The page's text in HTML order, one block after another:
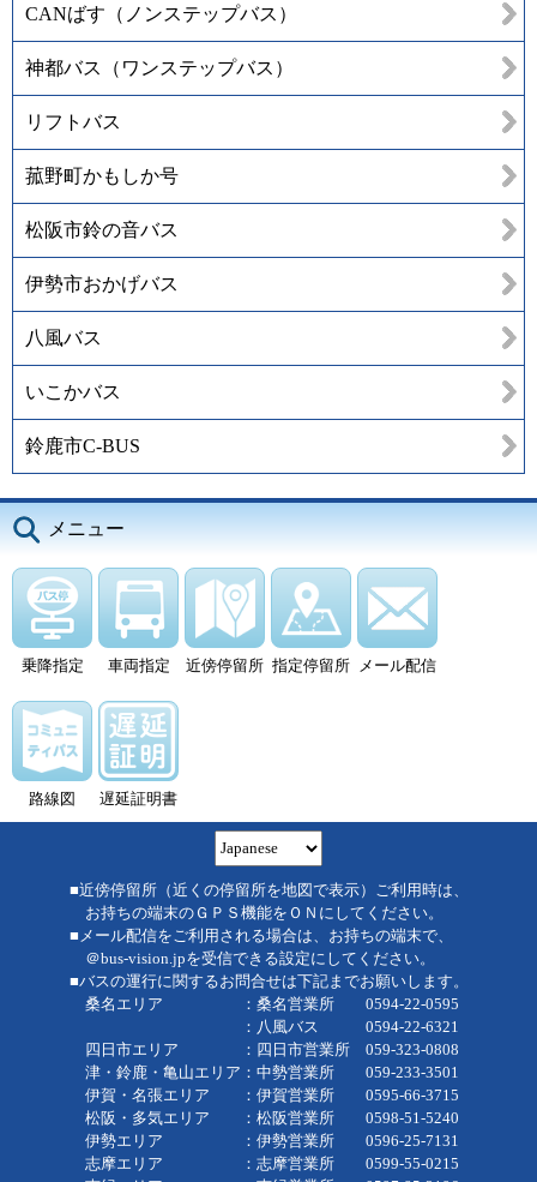
CANばす（ノンステップバス）
神都バス（ワンステップバス）
リフトバス
菰野町かもしか号
松阪市鈴の音バス
伊勢市おかげバス
八風バス
いこかバス
鈴鹿市C-BUS
メニュー
乗降指定 車両指定 近傍停留所 指定停留所 メール配信
路線図 遅延証明書
■近傍停留所（近くの停留所を地図で表示）ご利用時は、
お持ちの端末のＧＰＳ機能をＯＮにしてください。
■メール配信をご利用される場合は、お持ちの端末で、
＠bus-vision.jpを受信できる設定にしてください。
■バスの運行に関するお問合せは下記までお願いします。
桑名エリア ：桑名営業所 0594-22-0595
：八風バス 0594-22-6321
四日市エリア ：四日市営業所 059-323-0808
津・鈴鹿・亀山エリア：中勢営業所 059-233-3501
伊賀・名張エリア ：伊賀営業所 0595-66-3715
松阪・多気エリア ：松阪営業所 0598-51-5240
伊勢エリア ：伊勢営業所 0596-25-7131
志摩エリア ：志摩営業所 0599-55-0215